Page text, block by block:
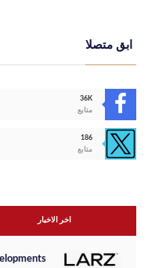
ابق متصلا
36K
متابع
186
متابع
اخر الاخبار